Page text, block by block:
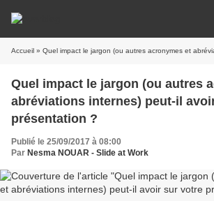
Accueil » Quel impact le jargon (ou autres acronymes et abréviations internes)
Quel impact le jargon (ou autres
abréviations internes) peut-il
présentation ?
Publié le 25/09/2017 à 08:00
Par Nesma NOUAR - Slide at Work